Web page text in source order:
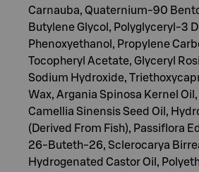
Carnauba, Quaternium-90
Butylene Glycol, Polyglyceryl-3
Phenoxyethanol, Propylene
Tocopheryl Acetate, Glyceryl
Sodium Hydroxide,
Wax, Argania Spinosa Kernel
Camellia Sinensis Seed Oil,
(Derived From Fish), Passiflora
26-Buteth-26, Sclerocarya
Hydrogenated Castor Oil,